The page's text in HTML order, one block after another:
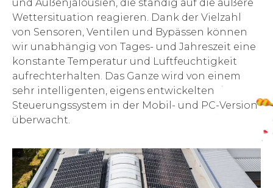
und Außenjalousien, die ständig auf die äußere
Wettersituation reagieren. Dank der Vielzahl
von Sensoren, Ventilen und Bypässen können
wir unabhängig von Tages- und Jahreszeit eine
konstante Temperatur und Luftfeuchtigkeit
aufrechterhalten. Das Ganze wird von einem
sehr intelligenten, eigens entwickelten
Steuerungssystem in der Mobil- und PC-Version
überwacht.